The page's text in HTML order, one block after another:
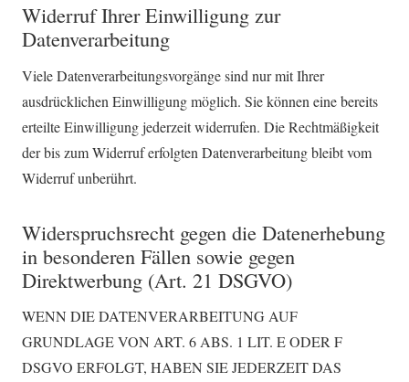
Widerruf Ihrer Einwilligung zur
Datenverarbeitung
Viele Datenverarbeitungsvorgänge sind nur mit Ihrer
ausdrücklichen Einwilligung möglich. Sie können eine bereits
erteilte Einwilligung jederzeit widerrufen. Die Rechtmäßigkeit
der bis zum Widerruf erfolgten Datenverarbeitung bleibt vom
Widerruf unberührt.
Widerspruchsrecht gegen die Datenerhebung
in besonderen Fällen sowie gegen
Direktwerbung (Art. 21 DSGVO)
WENN DIE DATENVERARBEITUNG AUF
GRUNDLAGE VON ART. 6 ABS. 1 LIT. E ODER F
DSGVO ERFOLGT, HABEN SIE JEDERZEIT DAS